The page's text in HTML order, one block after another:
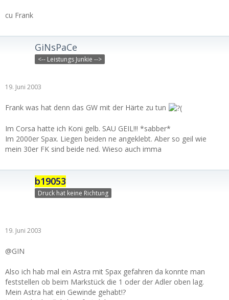
cu Frank
GiNsPaCe
<-- Leistungs Junkie -->
19. Juni 2003
Frank was hat denn das GW mit der Härte zu tun
Im Corsa hatte ich Koni gelb. SAU GEIL!!! *sabber*
Im 2000er Spax. Liegen beiden ne angeklebt. Aber so geil wie
mein 30er FK sind beide ned. Wieso auch imma
b19053
Druck hat keine Richtung
19. Juni 2003
@GIN
Also ich hab mal ein Astra mit Spax gefahren da konnte man
feststellen ob beim Markstück die 1 oder der Adler oben lag.
Mein Astra hat ein Gewinde gehabt!?